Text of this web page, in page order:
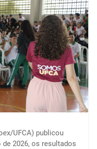
UFCA) publicou
2026, os resultados